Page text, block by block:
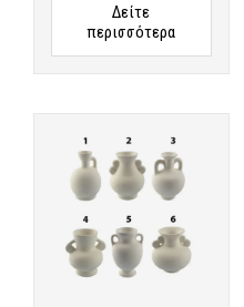
Δείτε
περισσότερα